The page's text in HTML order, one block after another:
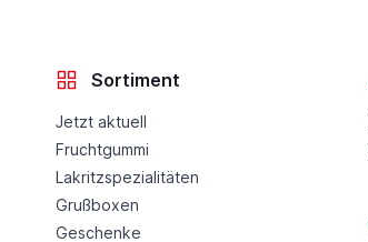
Sortiment
Jetzt aktuell
Fruchtgummi
Lakritzspezialitäten
Grußboxen
Geschenke